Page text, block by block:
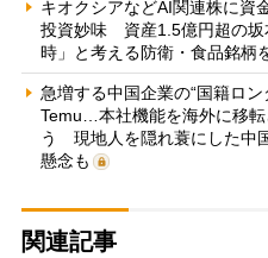
キオクシアなどAI関連株に資
投資妙味 資産1.5億円超の坂
時」と考える防衛・食品銘柄
急増する中国企業の“国籍ロ
Temu…本社機能を海外に移
う 現地人を隠れ蓑にした中
懸念も
関連記事